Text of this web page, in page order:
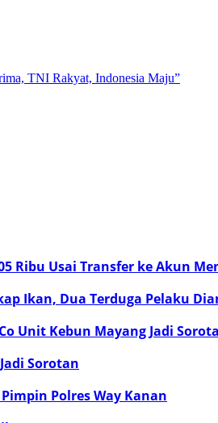
TNI Rakyat, Indonesia Maju”
Ribu Usai Transfer ke Akun
Ikan, Dua Terduga Pelaku
Unit Kebun Mayang Jadi
Sorotan
Polres Way Kanan